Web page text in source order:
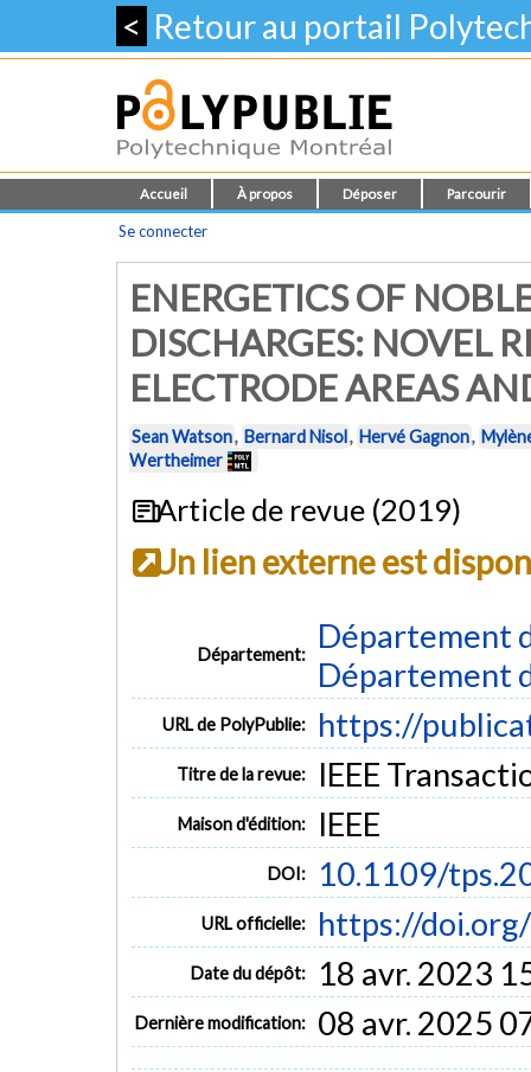
< Retour au portail
Accueil À propos Déposer Parcourir
Se connecter
ENERGETICS OF
DISCHARGES: NOVEL
ELECTRODE AREAS
Sean Watson, Bernard Nisol, Hervé Gagnon,
Wertheimer
Article de revue (2019)
Un lien externe est
Département:
Département
Département
URL de PolyPublie: https://
Titre de la revue: IEEE
Maison d'édition: IEEE
DOI: 10.1109/
URL officielle: https://
Date du dépôt: 18 avr. 2023
Dernière modification: 08 avr. 2025